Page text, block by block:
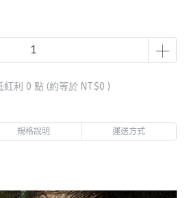
利 0 點 (約等於 NT$0 )
規格說明 運送方式